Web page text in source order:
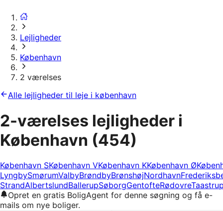
Lejligheder
København
2 værelses
Alle lejligheder til leje i københavn
2-værelses lejligheder i
København (454)
København SKøbenhavn VKøbenhavn KKøbenhavn Ø
LyngbySmørumValbyBrøndbyBrønshøjNordhavn
StrandAlbertslundBallerupSøborgGentofteRødovre
Opret en gratis BoligAgent for denne søgning og få e-
mails om nye boliger.